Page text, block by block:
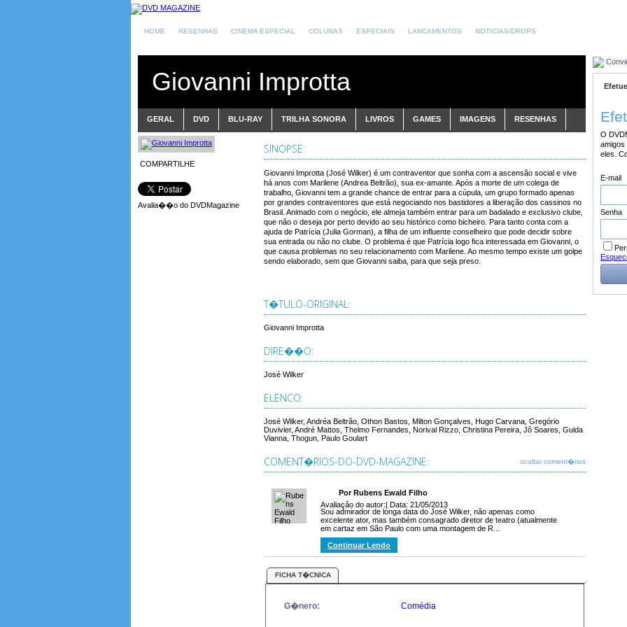
HOME RESENHAS CINEMA ESPECIAL COLUNAS ESPECIAIS LANCAMENTOS NOTICIAS/DROPS
Giovanni Improtta
GERAL DVD BLU-RAY TRILHA SONORA LIVROS GAMES IMAGENS RESENHAS
COMPARTILHE
Avalia��o do DVDMagazine
SINOPSE:
Giovanni Improtta (José Wilker) é um contraventor que sonha com a ascensão social e vive
há anos com Marilene (Andrea Beltrão), sua ex-amante. Após a morte de um colega de
trabalho, Giovanni tem a grande chance de entrar para a cúpula, um grupo formado apenas
por grandes contraventores que está negociando nos bastidores a liberação dos cassinos no
Brasil. Animado com o negócio, ele almeja também entrar para um badalado e exclusivo clube,
que não o deseja por perto devido ao seu histórico como bicheiro. Para tanto conta com a
ajuda de Patrícia (Julia Gorman), a filha de um influente conselheiro que pode decidir sobre
sua entrada ou não no clube. O problema é que Patrícia logo fica interessada em Giovanni, o
que causa problemas no seu relacionamento com Marilene. Ao mesmo tempo existe um golpe
sendo elaborado, sem que Giovanni saiba, para que seja preso.
T�TULO-ORIGINAL:
Giovanni Improtta
DIRE��O:
José Wilker
ELENCO:
José Wilker, Andréa Beltrão, Othon Bastos, Milton Gonçalves, Hugo Carvana, Gregório
Duvivier, André Mattos, Thelmo Fernandes, Norival Rizzo, Christina Pereira, Jô Soares, Guida
Vianna, Thogun, Paulo Goulart
COMENT�RIOS-DO-DVD-MAGAZINE: ocultar coment�rios
Por Rubens Ewald Filho
Avaliação do autor:| Data: 21/05/2013
Sou admirador de longa data do José Wilker, não apenas como
excelente ator, mas também consagrado diretor de teatro (atualmente
em cartaz em São Paulo com uma montagem de R...
Continuar Lendo
FICHA T�CNICA
G�nero: Comédia
O
amigos
eles.
E-mail
Senha